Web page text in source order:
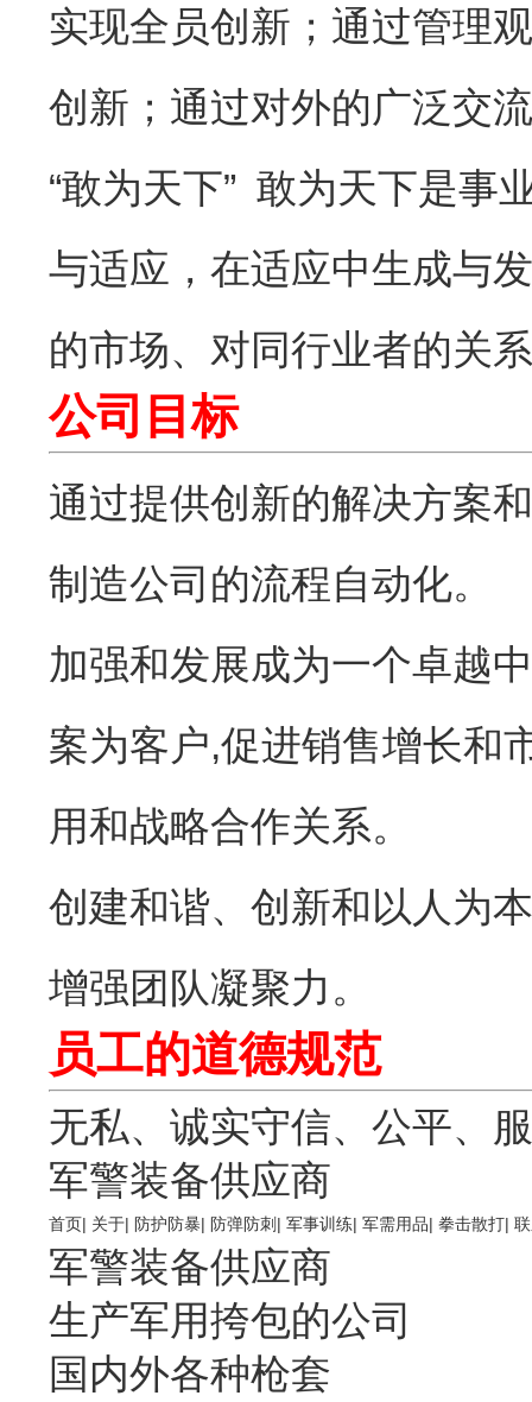
实现全员创新；通过管理
创新；通过对外的广泛交
“敢为天下” 敢为天下是事
与适应，在适应中生成与
的市场、对同行业者的关
公司目标
通过提供创新的解决方案
制造公司的流程自动化。
加强和发展成为一个卓越
案为客户,促进销售增长和
用和战略合作关系。
创建和谐、创新和以人为
增强团队凝聚力。
员工的道德规范
无私、诚实守信、公平、
军警装备供应商
首页| 关于| 防护防暴| 防弹防刺 | 军事训练| 军需用品| 拳击散打|
军警装备供应商
生产军用挎包的公司
国内外各种枪套